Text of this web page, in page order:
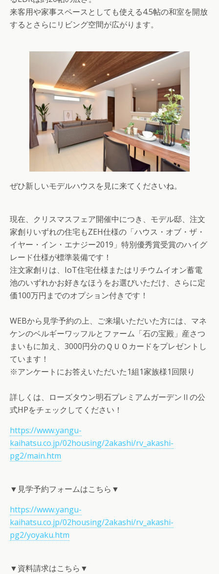
来客用や家事スペースとしても使える4.5帖の和室を開放
するとさらにリビング空間が広がります。
ぜひ新しいモデルハウスを見に来てくださいね。
現在、クリスマスフェア開催中につき、モデル邸、注文
家創りいずれの住宅もZEH仕様の「ハウス・オブ・ザ・
イヤー・イン・エナジー2019」特別優秀賞受賞のハイグ
レード仕様が標準装備です！
注文家創りは、IoT住宅仕様またはリチウムイオン蓄電
池のいずれかお好きなほうをお選びいただけ、さらに定
価100万円までのオプション付きです！
WEBから見学予約の上、ご来場いただいた方には、マネ
ケンのベルギーワッフルとファーム「石の宝殿」産さつ
まいもに加え、3000円分のＱＵＯカードをプレゼントし
ています！
※アンケートにお答えいただいた1組1家族様1回限り
詳しくは、ローズタウン明石プレミアムガーデンⅡの公
式HPをチェックしてください！
https://www.yangu-
kaihatsu.co.jp/02housing/2akashi/rv_akashi-
pg2/main.htm
▼見学予約フォームはこちら▼
https://www.yangu-
kaihatsu.co.jp/02housing/2akashi/rv_akashi-
pg2/yoyaku.htm
▼資料請求はこちら▼